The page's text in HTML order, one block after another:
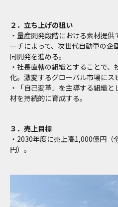
２．立ち上げの狙い
・量産開発段階における素材提
ーチによって、次世代自動車の企
同開発を進める。
・社長直轄の組織とすることで
化。激変するグローバル市場にス
・「自己変革」を主導する組織
材を持続的に育成する。
３．売上目標
・2030年度に売上高1,000億円（
円）。